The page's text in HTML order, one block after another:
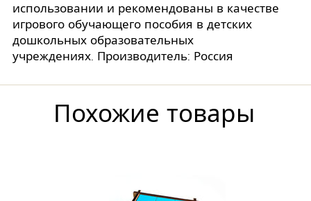
использовании и рекомендованы в качестве
игрового обучающего пособия в детских
дошкольных образовательных
учреждениях. Производитель: Россия
Похожие товары